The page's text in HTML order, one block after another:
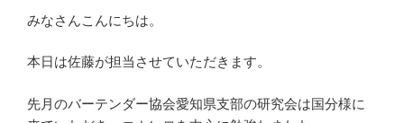
みなさんこんにちは。
本日は佐藤が担当させていただきます。
先月のバーテンダー協会愛知県支部の研究会は国分様に